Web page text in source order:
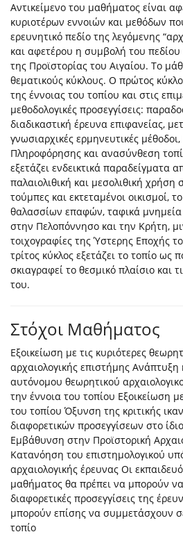
Aντικείμενο του μαθήματος είναι
κυριοτέρων εννοιών και μεθόδων
ερευνητικό πεδίο της λεγόμενης
και αφετέρου η συμβολή του
της Προϊστορίας του Αιγαίου. Το
θεματικούς κύκλους. Ο πρώτος
της έννοιας του τοπίου και στις
μεθοδολογικές προσεγγίσεις:
διαδικαστική έρευνα επιφανείας,
γνωσιαρχικές ερμηνευτικές
Πληροφόρησης και ανασύνθεση
εξετάζει ενδεικτικά παραδείγματα
παλαιολιθική και μεσολιθική χρήση
τούμπες και εκτεταμένοι οικισμοί,
θαλασσίων επαφών, ταφικά
στην Πελοπόννησο και την Κρήτη,
τοιχογραφίες της Ύστερης Εποχής
τρίτος κύκλος εξετάζει το τοπίο ως
σκιαγραφεί το θεσμικό πλαίσιο και
του.
Στόχοι Μαθήματος
Εξοικείωση με τις κυριότερες
αρχαιολογικής επιστήμης
αυτόνομου θεωρητικού
την έννοια του τοπίου Εξοικείωση
του τοπίου Όξυνση της κριτικής
διαφορετικών προσεγγίσεων στο
Εμβάθυνση στην Προϊστορική
Κατανόηση του επιστημολογικού
αρχαιολογικής έρευνας Οι
μαθήματος θα πρέπει να μπορούν
διαφορετικές προσεγγίσεις της
μπορούν επίσης να συμμετάσχουν
τοπίο